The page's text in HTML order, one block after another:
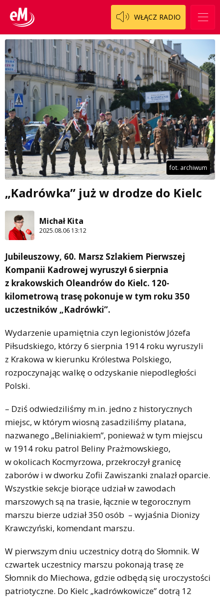
WŁĄCZ RADIO
fot. archiwum
„Kadrówka” już w drodze do Kielc
Michał Kita
2025.08.06 13:12
Jubileuszowy, 60. Marsz Szlakiem Pierwszej
Kompanii Kadrowej wyruszył 6 sierpnia
z krakowskich Oleandrów do Kielc. 120-
kilometrową trasę pokonuje w tym roku 350
uczestników „Kadrówki”.
Wydarzenie upamiętnia czyn legionistów Józefa
Piłsudskiego, którzy 6 sierpnia 1914 roku wyruszyli
z Krakowa w kierunku Królestwa Polskiego,
rozpoczynając walkę o odzyskanie niepodległości
Polski.
– Dziś odwiedziliśmy m.in. jedno z historycznych
miejsc, w którym wiosną zasadziliśmy platana,
nazwanego „Beliniakiem”, ponieważ w tym miejscu
w 1914 roku patrol Beliny Prażmowskiego,
w okolicach Kocmyrzowa, przekroczył granicę
zaborów i w dworku Zofii Zawiszanki znalazł oparcie.
Wszystkie sekcje biorące udział w zawodach
marszowych są na trasie, łącznie w tegorocznym
marszu bierze udział 350 osób – wyjaśnia Dionizy
Krawczyński, komendant marszu.
W pierwszym dniu uczestnicy dotrą do Słomnik. W
czwartek uczestnicy marszu pokonają trasę ze
Słomnik do Miechowa, gdzie odbędą się uroczystości
patriotyczne. Do Kielc „kadrówkowicze” dotrą 12